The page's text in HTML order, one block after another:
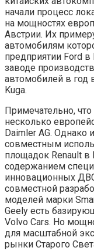
начали процесс
на мощностях
Австрии. Их
автомобилям
предприятии Ford
заводе
автомобилей в год
Kuga.
Примечательно,
несколько
Daimler AG. Однако
совместным
площадок Renault
содержанием
инновационных
совместной
моделей марки
Geely есть
Volvo Cars. Но
для масштабной
рынки Старого